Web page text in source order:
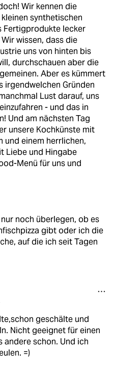
Wir kennen die
synthetischen
Fertigprodukte lecker
wissen, dass die
uns von hinten bis
durchschauen aber die
Aber es kümmert
irgendwelchen Gründen
Lust darauf, uns
- und das in
Und am nächsten Tag
unsere Kochkünste mit
und einem herrlichen,
Liebe und Hingabe
Menü für uns und
noch überlegen, ob es
gibt oder ich die
auf die ich seit Tagen
geschälte und
Nicht geeignet für einen
andere schon. Und ich
=)